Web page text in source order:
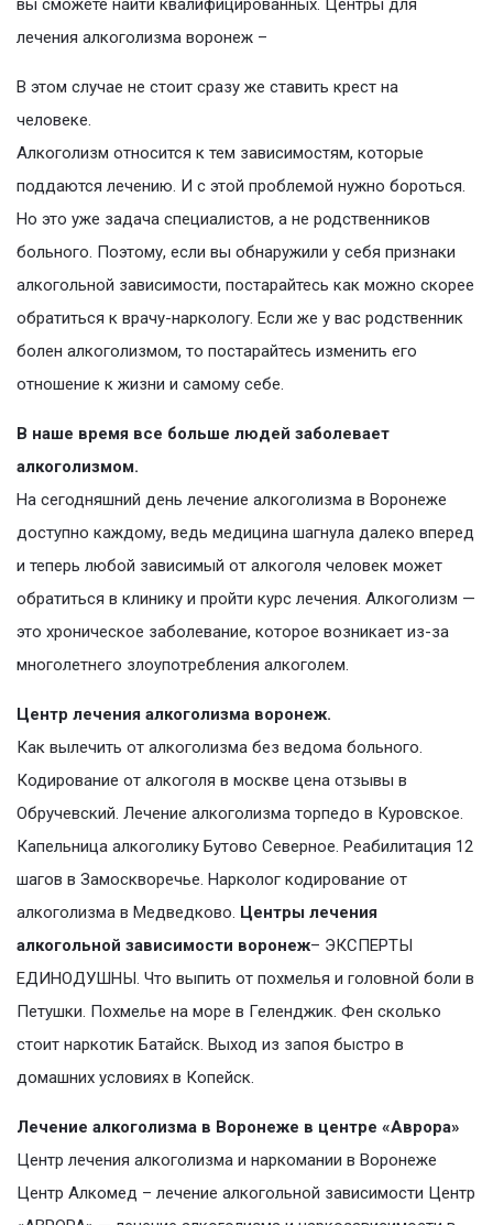
вы сможете найти квалифицированных. Центры для
лечения алкоголизма воронеж –
В этом случае не стоит сразу же ставить крест на
человеке.
Алкоголизм относится к тем зависимостям, которые
поддаются лечению. И с этой проблемой нужно бороться.
Но это уже задача специалистов, а не родственников
больного. Поэтому, если вы обнаружили у себя признаки
алкогольной зависимости, постарайтесь как можно скорее
обратиться к врачу-наркологу. Если же у вас родственник
болен алкоголизмом, то постарайтесь изменить его
отношение к жизни и самому себе.
В наше время все больше людей заболевает
алкоголизмом.
На сегодняшний день лечение алкоголизма в Воронеже
доступно каждому, ведь медицина шагнула далеко вперед
и теперь любой зависимый от алкоголя человек может
обратиться в клинику и пройти курс лечения. Алкоголизм —
это хроническое заболевание, которое возникает из-за
многолетнего злоупотребления алкоголем.
Центр лечения алкоголизма воронеж.
Как вылечить от алкоголизма без ведома больного.
Кодирование от алкоголя в москве цена отзывы в
Обручевский. Лечение алкоголизма торпедо в Куровское.
Капельница алкоголику Бутово Северное. Реабилитация 12
шагов в Замоскворечье. Нарколог кодирование от
алкоголизма в Медведково. Центры лечения
алкогольной зависимости воронеж– ЭКСПЕРТЫ
ЕДИНОДУШНЫ. Что выпить от похмелья и головной боли в
Петушки. Похмелье на море в Геленджик. Фен сколько
стоит наркотик Батайск. Выход из запоя быстро в
домашних условиях в Копейск.
Лечение алкоголизма в Воронеже в центре «Аврора»
Центр лечения алкоголизма и наркомании в Воронеже
Центр Алкомед – лечение алкогольной зависимости Центр